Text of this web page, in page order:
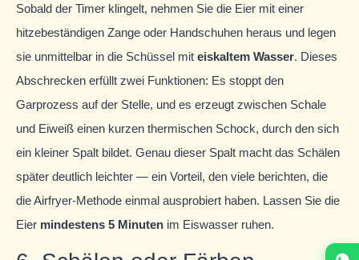
Sobald der Timer klingelt, nehmen Sie die Eier mit einer
hitzebeständigen Zange oder Handschuhen heraus und legen
sie unmittelbar in die Schüssel mit eiskaltem Wasser. Dieses
Abschrecken erfüllt zwei Funktionen: Es stoppt den
Garprozess auf der Stelle, und es erzeugt zwischen Schale
und Eiweiß einen kurzen thermischen Schock, durch den sich
ein kleiner Spalt bildet. Genau dieser Spalt macht das Schälen
später deutlich leichter — ein Vorteil, den viele berichten, die
die Airfryer-Methode einmal ausprobiert haben. Lassen Sie die
Eier mindestens 5 Minuten im Eiswasser ruhen.